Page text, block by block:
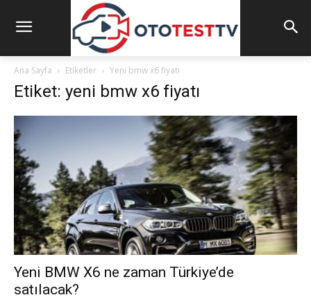
Ana Sayfa Etiketler Yeni bmw x6 fiyatı
Etiket: yeni bmw x6 fiyatı
Yeni BMW X6 ne zaman Türkiye’de
satılacak?